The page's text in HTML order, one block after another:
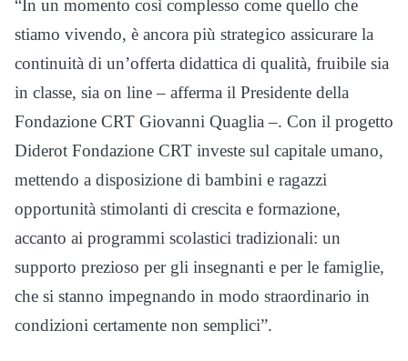
“In un momento così complesso come quello che
stiamo vivendo, è ancora più strategico assicurare la
continuità di un’offerta didattica di qualità, fruibile sia
in classe, sia on line – afferma il Presidente della
Fondazione CRT Giovanni Quaglia –. Con il progetto
Diderot Fondazione CRT investe sul capitale umano,
mettendo a disposizione di bambini e ragazzi
opportunità stimolanti di crescita e formazione,
accanto ai programmi scolastici tradizionali: un
supporto prezioso per gli insegnanti e per le famiglie,
che si stanno impegnando in modo straordinario in
condizioni certamente non semplici”.